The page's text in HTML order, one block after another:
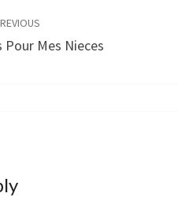
Pour Mes Nieces